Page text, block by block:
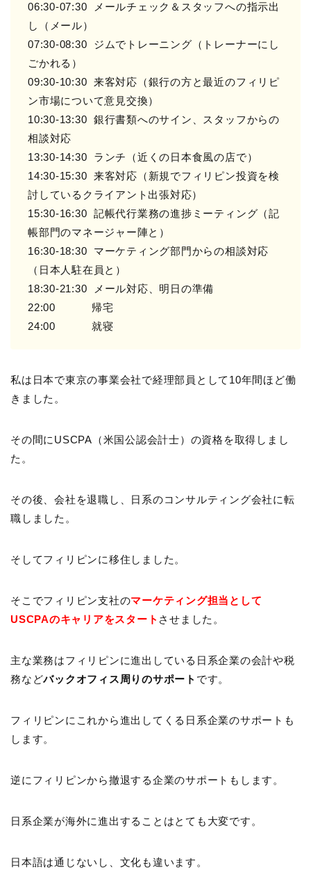
06:30-07:30 メールチェック＆スタッフへの指示出
し（メール）
07:30-08:30 ジムでトレーニング（トレーナーにし
ごかれる）
09:30-10:30 来客対応（銀行の方と最近のフィリピ
ン市場について意見交換）
10:30-13:30 銀行書類へのサイン、スタッフからの
相談対応
13:30-14:30 ランチ（近くの日本食風の店で）
14:30-15:30 来客対応（新規でフィリピン投資を検
討しているクライアント出張対応）
15:30-16:30 記帳代行業務の進捗ミーティング（記
帳部門のマネージャー陣と）
16:30-18:30 マーケティング部門からの相談対応
（日本人駐在員と）
18:30-21:30 メール対応、明日の準備
22:00 帰宅
24:00 就寝
私は日本で東京の事業会社で経理部員として10年間ほど働
きました。
その間にUSCPA（米国公認会計士）の資格を取得しまし
た。
その後、会社を退職し、日系のコンサルティング会社に転
職しました。
そしてフィリピンに移住しました。
そこでフィリピン支社のマーケティング担当として
USCPAのキャリアをスタート させました。
主な業務はフィリピンに進出している日系企業の会計や税
務などバックオフィス周りのサポート です。
フィリピンにこれから進出してくる日系企業のサポートも
します。
逆にフィリピンから撤退する企業のサポートもします。
日系企業が海外に進出することはとても大変です。
日本語は通じないし、文化も違います。